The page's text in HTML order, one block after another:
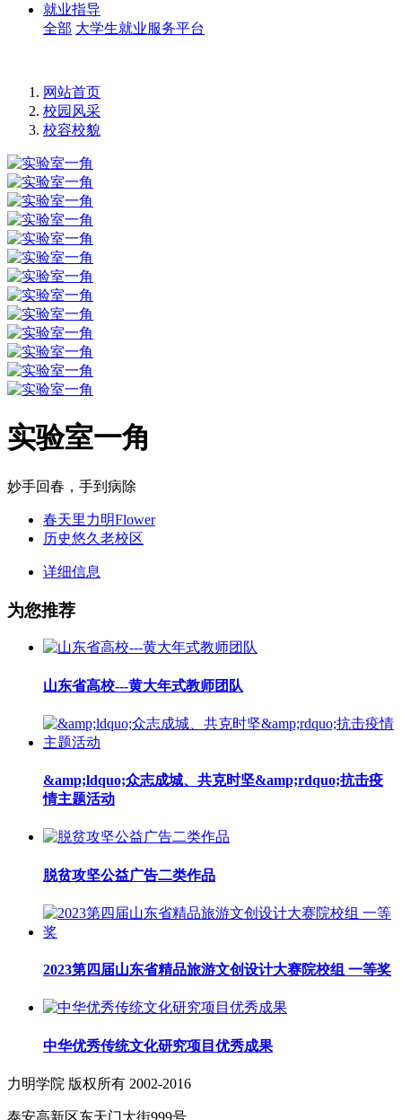
就业指导
全部 大学生就业服务平台
网站首页
校园风采
校容校貌
实验室一角
妙手回春，手到病除
春天里力明Flower
历史悠久老校区
详细信息
为您推荐
山东省高校---黄大年式教师团队
&amp;ldquo;众志成城、共克时坚&amp;rdquo;抗击疫
情主题活动
脱贫攻坚公益广告二类作品
2023第四届山东省精品旅游文创设计大赛院校组 一等奖
中华优秀传统文化研究项目优秀成果
力明学院 版权所有 2002-2016
泰安高新区东天门大街999号